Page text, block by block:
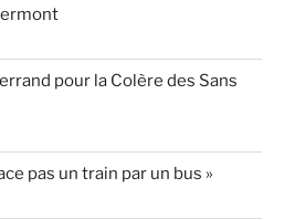
pour la Colère des Sans
pas un train par un bus »